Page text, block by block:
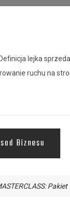
lejka
ruchu na
Biznesu
Pakiet